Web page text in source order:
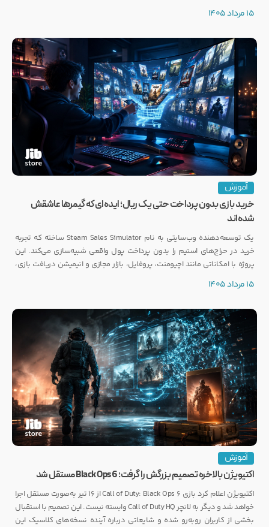
15 مرداد 1405
آموزش
خرید بازی بدون پرداخت حتی یک ریال؛ ایده‌ای که گیمرها عاشقش
شده‌اند
یک توسعه‌دهنده وب‌سایتی به نام Steam Sales Simulator ساخته که تجربه
خرید در حراج‌های استیم را بدون پرداخت پول واقعی شبیه‌سازی می‌کند. این
پروژه با امکاناتی مانند اچیومنت، پروفایل، بازار مجازی و انیمیشن دریافت بازی،
15 مرداد 1405
آموزش
اکتیویژن بالاخره تصمیم بزرگش را گرفت؛ Black Ops 6 مستقل شد
اکتیویژن اعلام کرد بازی Call of Duty: Black Ops 6 از ۱۶ تیر به‌صورت مستقل اجرا
خواهد شد و دیگر به لانچر Call of Duty HQ وابسته نیست. این تصمیم با استقبال
بخشی از کاربران روبه‌رو شده و شایعاتی درباره آینده نسخه‌های کلاسیک این